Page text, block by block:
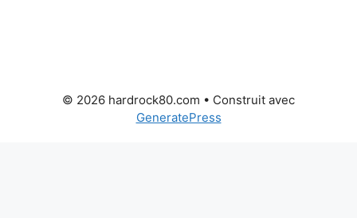
© 2026 hardrock80.com • Construit avec
GeneratePress